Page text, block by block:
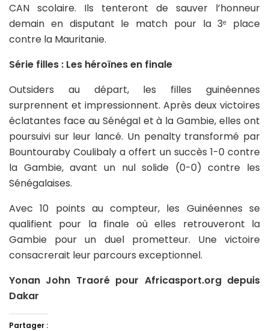
CAN scolaire. Ils tenteront de sauver l’honneur
demain en disputant le match pour la 3ᵉ place
contre la Mauritanie.
Série filles : Les héroïnes en finale
Outsiders au départ, les filles guinéennes
surprennent et impressionnent. Après deux victoires
éclatantes face au Sénégal et à la Gambie, elles ont
poursuivi sur leur lancé. Un penalty transformé par
Bountouraby Coulibaly a offert un succès 1-0 contre
la Gambie, avant un nul solide (0-0) contre les
Sénégalaises.
Avec 10 points au compteur, les Guinéennes se
qualifient pour la finale où elles retrouveront la
Gambie pour un duel prometteur. Une victoire
consacrerait leur parcours exceptionnel.
Yonan John Traoré pour Africasport.org depuis
Dakar
Partager :